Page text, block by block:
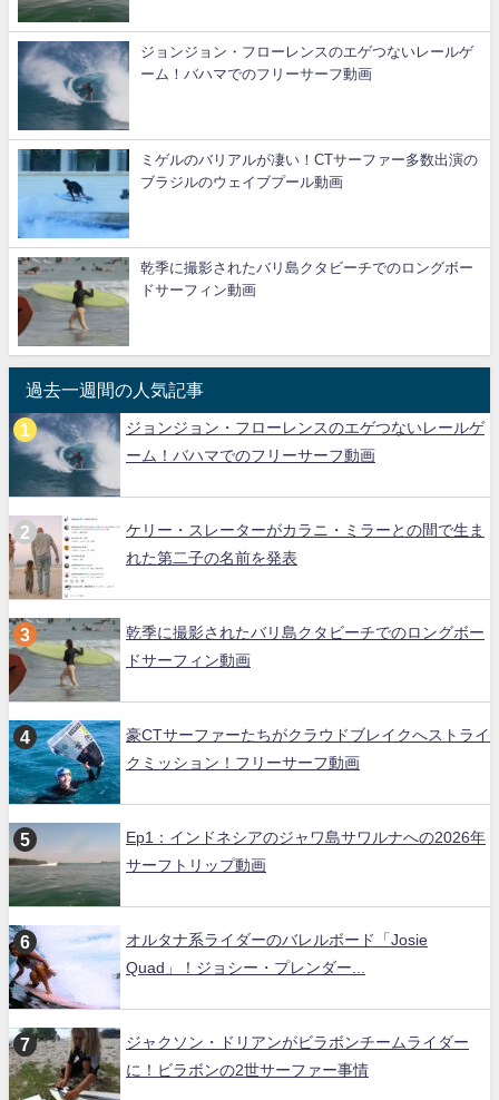
ジョンジョン・フローレンスのエゲつないレールゲ
ーム！バハマでのフリーサーフ動画
ミゲルのバリアルが凄い！CTサーファー多数出演の
ブラジルのウェイブプール動画
乾季に撮影されたバリ島クタビーチでのロングボー
ドサーフィン動画
過去一週間の人気記事
ジョンジョン・フローレンスのエゲつないレールゲ
ーム！バハマでのフリーサーフ動画
ケリー・スレーターがカラニ・ミラーとの間で生ま
れた第二子の名前を発表
乾季に撮影されたバリ島クタビーチでのロングボー
ドサーフィン動画
豪CTサーファーたちがクラウドブレイクへストライ
クミッション！フリーサーフ動画
Ep1：インドネシアのジャワ島サワルナへの2026年
サーフトリップ動画
オルタナ系ライダーのバレルボード「Josie
Quad」！ジョシー・プレンダー...
ジャクソン・ドリアンがビラボンチームライダー
に！ビラボンの2世サーファー事情